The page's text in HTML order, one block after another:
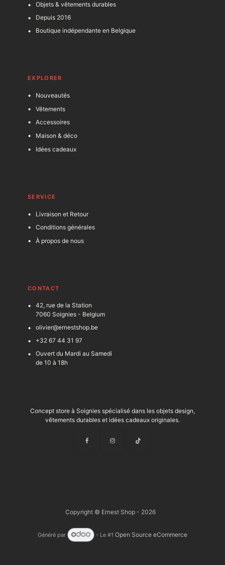
Objets & vêtements durables
Depuis 2016
Boutique indépendante en Belgique
EXPLORER
Nouveautés
Vêtements
Accessoires
Maison & déco
Idées cadeaux
SERVICE
Livraison et Retour
Conditions générales
À propos de nous
CONTACT
42, rue de la Station
7060 Soignies - Belgium
olivier@ernestshop.be
+32 67 44 31 97
Ouvert du Mardi au Samedi
de 10 à 18h
Concept store à Soignies spécialisé dans les objets design,
vêtements durables et idées cadeaux originales.
Copyright © Ernest Shop - 2026
Généré par - Le #1Open Source eCommerce